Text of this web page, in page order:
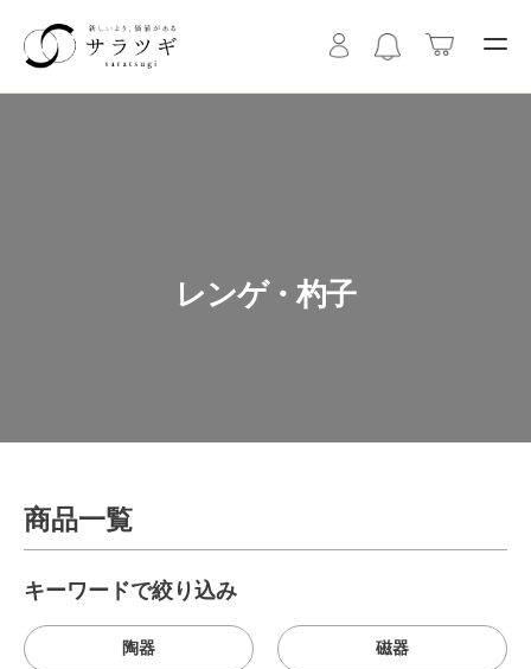
レンゲ・杓子
商品一覧
キーワードで絞り込み
陶器 磁器